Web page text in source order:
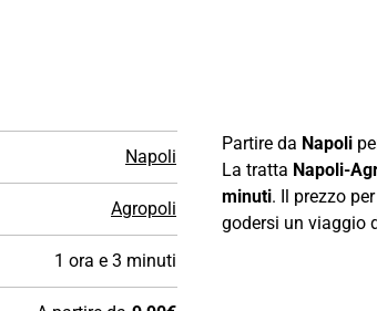
Napoli
Agropoli
1 ora e 3 minuti
Partire da Napoli
La tratta Napoli-
minuti. Il prezzo
godersi un viaggio